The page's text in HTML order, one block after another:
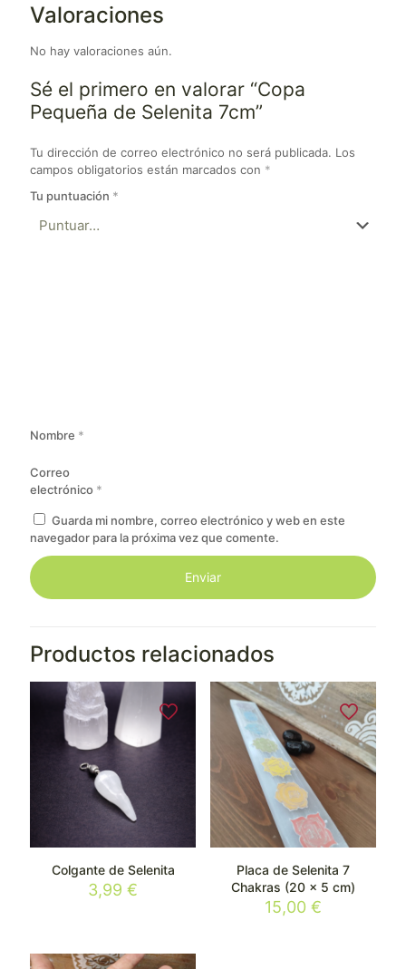
Valoraciones
No hay valoraciones aún.
Sé el primero en valorar “Copa
Pequeña de Selenita 7cm”
Tu dirección de correo electrónico no será publicada. Los
campos obligatorios están marcados con *
Tu puntuación *
Nombre *
Correo
electrónico *
Guarda mi nombre, correo electrónico y web en este
navegador para la próxima vez que comente.
Productos relacionados
Colgante de Selenita
3,99€
Placa de Selenita 7
Chakras (20 x 5 cm)
15,00 €